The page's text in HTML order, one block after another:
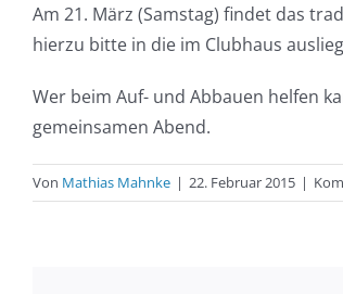
Am 21. März (Samstag) findet das
hierzu bitte in die im Clubhaus
Wer beim Auf- und Abbauen helfen
gemeinsamen Abend.
Von Mathias Mahnke | 22. Februar 2015 |